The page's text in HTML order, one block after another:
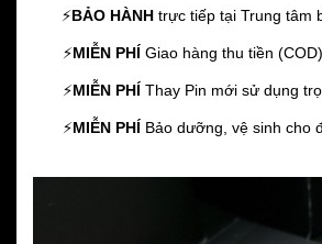
⚡️BẢO HÀNH trực tiếp tại Trung
⚡️MIỄN PHÍ Giao hàng thu tiền
⚡️MIỄN PHÍ Thay Pin mới sử dụng
⚡️MIỄN PHÍ Bảo dưỡng, vệ sinh cho